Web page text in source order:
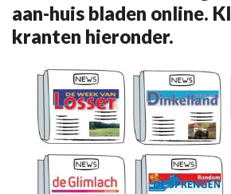
aan-huis bladen online.
kranten hieronder.